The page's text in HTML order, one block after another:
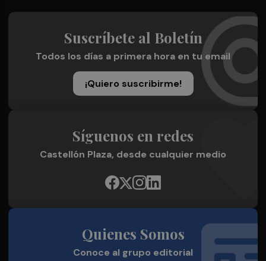
Suscríbete al Boletín
Todos los días a primera hora en tu email
¡Quiero suscribirme!
Síguenos en redes
Castellón Plaza, desde cualquier medio
Quienes Somos
Conoce al grupo editorial